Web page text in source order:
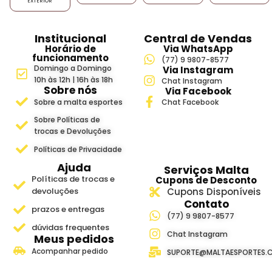
Institucional
Horário de
funcionamento
Domingo a Domingo
10h às 12h | 16h às 18h
Sobre nós
Sobre a malta esportes
Sobre Políticas de
trocas e Devoluções
Políticas de Privacidade
Central de Vendas
Via WhatsApp
(77) 9 9807-8577
Via Instagram
Chat Instagram
Via Facebook
Chat Facebook
Ajuda
Políticas de trocas e
devoluções
prazos e entregas
dúvidas frequentes
Meus pedidos
Acompanhar pedido
Serviços Malta
Cupons de Desconto
Cupons Disponíveis
Contato
(77) 9 9807-8577
Chat Instagram